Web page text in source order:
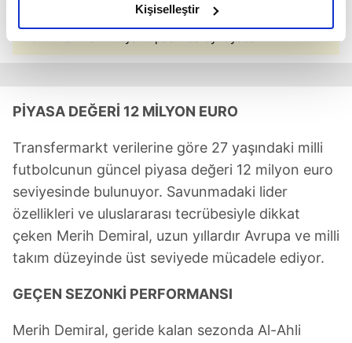
olduğunu ve sizlere en iyi içerikleri sunabilmek adına
elimizden gelen çabayı gösterdiğimizi ve bu noktada,
reklamların maliyetlerimizi karşılamak noktasında tek gelir
Her halükârda, kullanıcılar, bu çerezlere izin vermedikleri
takdirde, kullanıcılara hedefli reklamlar
gösterilmeyecektir."
Sizlere daha iyi bir hizmet sunabilmek için İnternet
Sitemizde kendimize ve üçüncü kişilere ait çerezler
kullanılmaktadır. Bu çerezler vasıtasıyla çeşitli kişisel
verileriniz işlenmekte olup gerekli olan çerezler bilgi
toplumu hizmetlerinin sunulması amacıyla
kılınması ve kişiselleştirilmesi ve sizlere yönelik
sınırlı olarak açık rızanız dahilinde kullanılacaktır.
Kişiselleştir
Merih Demiral Dünya Kupası'nda oynayacak
PİYASA DEĞERİ 12 MİLYON EURO
Transfermarkt verilerine göre 27 yaşındaki milli
futbolcunun güncel piyasa değeri 12 milyon euro
seviyesinde bulunuyor. Savunmadaki lider
özellikleri ve uluslararası tecrübesiyle dikkat
çeken Merih Demiral, uzun yıllardır Avrupa ve milli
takım düzeyinde üst seviyede mücadele ediyor.
GEÇEN SEZONKİ PERFORMANSI
Merih Demiral, geride kalan sezonda Al-Ahli